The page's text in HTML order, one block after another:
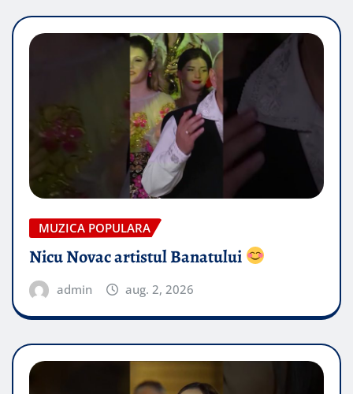
MUZICA POPULARA
Nicu Novac artistul Banatului
admin aug. 2, 2026